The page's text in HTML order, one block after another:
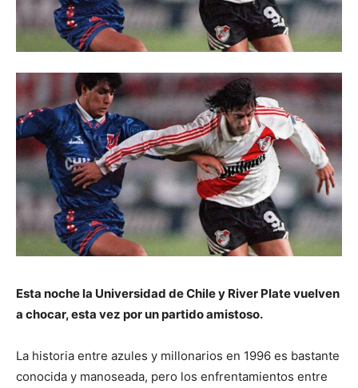
Esta noche la Universidad de Chile y River Plate vuelven
a chocar, esta vez por un partido amistoso.
La historia entre azules y millonarios en 1996 es bastante
conocida y manoseada, pero los enfrentamientos entre